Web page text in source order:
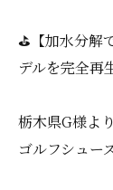
⛳️【加水分解
デルを完全再
栃木県G様よ
ゴルフシューズ